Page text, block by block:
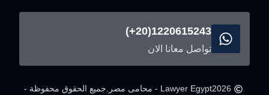
1220615243(20+)
تواصل معانا الان
2026Lawyer Egypt - محامى مصر. جميع الحقوق محفوظة -